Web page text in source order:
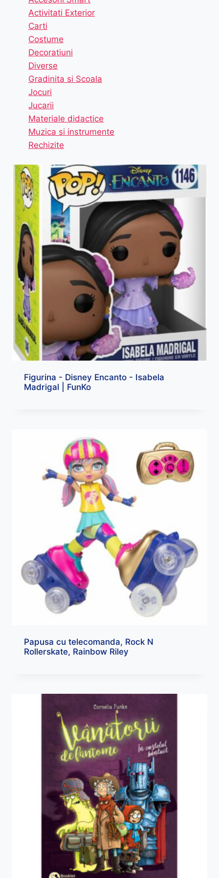
Activitati Exterior
Carti
Costume
Decoratiuni
Diverse
Gradinita si Scoala
Jocuri
Jucarii
Materiale didactice
Muzica si instrumente
Rechizite
Figurina - Disney Encanto - Isabela
Madrigal | FunKo
Papusa cu telecomanda, Rock N
Rollerskate, Rainbow Riley